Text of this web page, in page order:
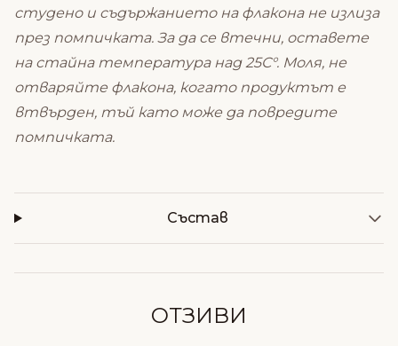
студено и съдържанието на флакона не излиза
през помпичката. За да се втечни, оставете
на стайна температура над 25С°. Моля, не
отваряйте флакона, когато продуктът е
втвърден, тъй като може да повредите
помпичката.
Състав
ОТЗИВИ